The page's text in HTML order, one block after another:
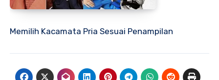
Memilih Kacamata Pria Sesuai Penampilan